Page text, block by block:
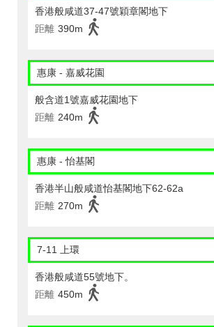
香港般咸道37-47號穎章閣地下
距離 390m
惠康 - 嘉威花園
般含道1號嘉威花園地下
距離 240m
惠康 - 怡基閣
香港半山般咸道怡基閣地下62-62a
距離 270m
7-11 上環
香港般咸道55號地下。
距離 450m